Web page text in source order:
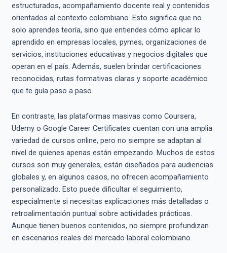
estructurados, acompañamiento docente real y contenidos
orientados al contexto colombiano. Esto significa que no
solo aprendes teoría, sino que entiendes cómo aplicar lo
aprendido en empresas locales, pymes, organizaciones de
servicios, instituciones educativas y negocios digitales que
operan en el país. Además, suelen brindar certificaciones
reconocidas, rutas formativas claras y soporte académico
que te guía paso a paso.
En contraste, las plataformas masivas como Coursera,
Udemy o Google Career Certificates cuentan con una amplia
variedad de cursos online, pero no siempre se adaptan al
nivel de quienes apenas están empezando. Muchos de estos
cursos son muy generales, están diseñados para audiencias
globales y, en algunos casos, no ofrecen acompañamiento
personalizado. Esto puede dificultar el seguimiento,
especialmente si necesitas explicaciones más detalladas o
retroalimentación puntual sobre actividades prácticas.
Aunque tienen buenos contenidos, no siempre profundizan
en escenarios reales del mercado laboral colombiano.